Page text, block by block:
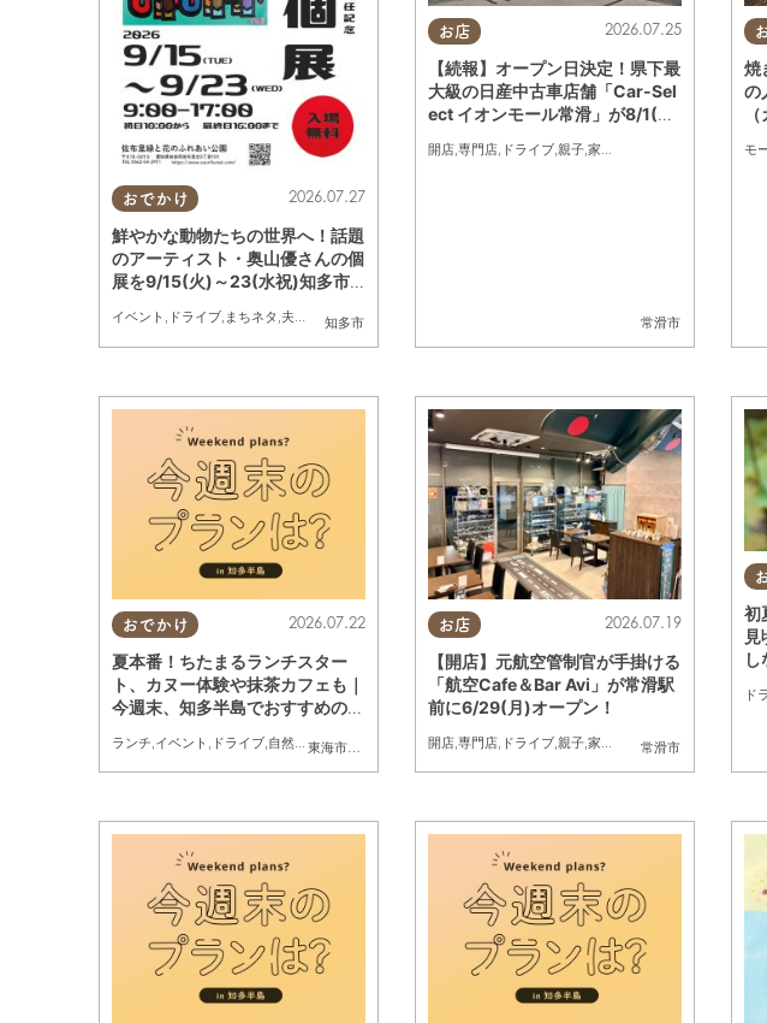
おでかけ
知多市
2026.07.27
鮮やかな動物たちの世界へ！話題
のアーティスト・奥山優さんの個
展を9/15(火)～23(水祝)知多市
イベント , ドライブ, まちネタ ,夫婦 家族,おひとりさま
お店
常滑市
2026.07.25
【続報】オープン日決定！県下最
大級の日産中古車店舗「Car-Sel
ect イオンモール常滑」が8/1(土)
開店,専門店, ドライブ,親子,家族 おひとりさま,
焼
の
モ
おでかけ
東海市
,大府市 知多市,東浦町,半田市,常滑市
2026.07.22
夏本番！ちたまるランチスター
ト、カヌー体験や抹茶カフェも｜
今週末、知多半島でおすすめのプ
ランチ イベント ドライブ 自然 まちネタ 親子,家族
お店
常滑市
2026.07.19
【開店】元航空管制官が手掛ける
「航空Cafe＆Bar Avi」が常滑駅
前に6/29(月)オープン！
開店 ,専門店 ドライブ 親子 ,家族 カップル,おひとりさま
初
ド